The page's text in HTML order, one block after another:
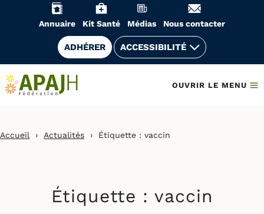
Annuaire Kit Santé Médias Nous contacter
ADHÉRER ACCESSIBILITÉ
OUVRIR LE MENU
Accueil › Actualités › Étiquette : vaccin
Étiquette : vaccin